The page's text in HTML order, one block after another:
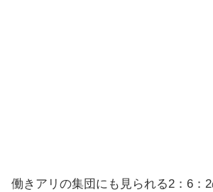
働きアリの集団にも見られる2：6：